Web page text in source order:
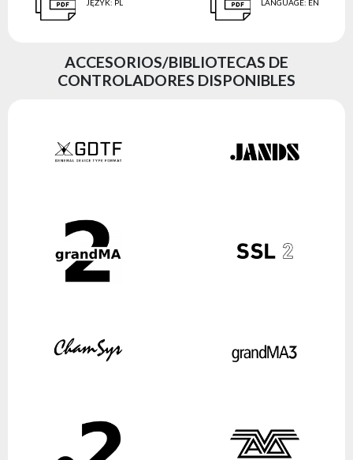
JĘZYK: PL LANGUAGE: EN
ACCESORIOS/BIBLIOTECAS DE
CONTROLADORES DISPONIBLES